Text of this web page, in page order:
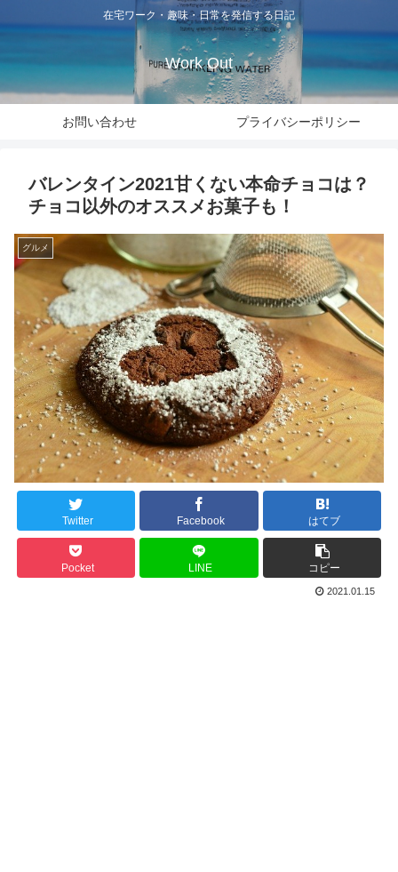
在宅ワーク・趣味・日常を発信する日記
Work Out
お問い合わせ プライバシーポリシー
バレンタイン2021甘くない本命チョコは？
チョコ以外のオススメお菓子も！
グルメ
Twitter Facebook はてブ
Pocket LINE コピー
2021.01.15